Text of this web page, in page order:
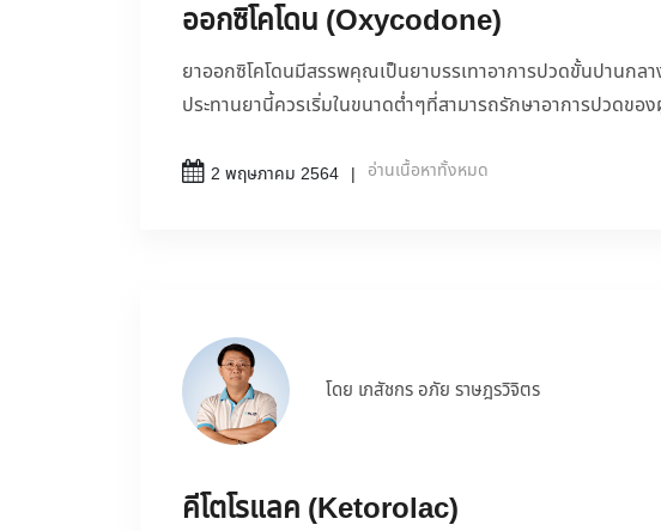
ออกซิโคโดน (Oxycodone)
ยาออกซิโคโดนมีสรรพคุณเป็นยาบรรเทาอาการปวดขั้นปานกล
ประทานยานี้ควรเริ่มในขนาดต่ำๆที่สามารถรักษาอาการปวดขอ
2 พฤษภาคม 2564 อ่านเนื้อหาทั้งหมด
โดย เภสัชกร อภัย ราษฎรวิจิตร
คีโตโรแลค (Ketorolac)